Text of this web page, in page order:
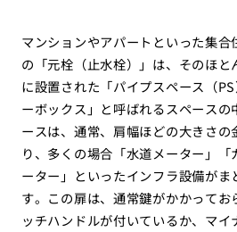
マンションやアパートといった集
の「元栓（止水栓）」は、そのほ
に設置された「パイプスペース（
ーボックス」と呼ばれるスペース
ースは、通常、肩幅ほどの大きさ
り、多くの場合「水道メーター」
ーター」といったインフラ設備がま
す。この扉は、通常鍵がかかって
ッチハンドルが付いているか、マ